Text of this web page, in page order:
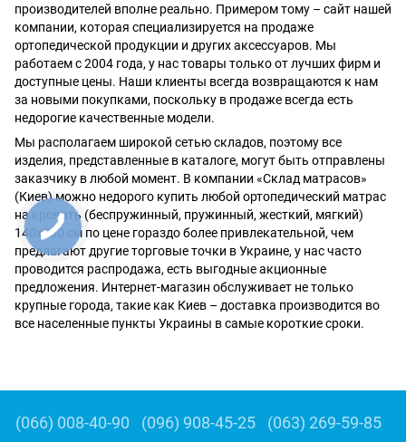
производителей вполне реально. Примером тому – сайт нашей
компании, которая специализируется на продаже
ортопедической продукции и других аксессуаров. Мы
работаем с 2004 года, у нас товары только от лучших фирм и
доступные цены. Наши клиенты всегда возвращаются к нам
за новыми покупками, поскольку в продаже всегда есть
недорогие качественные модели.
Мы располагаем широкой сетью складов, поэтому все
изделия, представленные в каталоге, могут быть отправлены
заказчику в любой момент. В компании «Склад матрасов»
(Киев) можно недорого купить любой ортопедический матрас
на кровать (беспружинный, пружинный, жесткий, мягкий)
140х200 см по цене гораздо более привлекательной, чем
предлагают другие торговые точки в Украине, у нас часто
проводится распродажа, есть выгодные акционные
предложения. Интернет-магазин обслуживает не только
крупные города, такие как Киев – доставка производится во
все населенные пункты Украины в самые короткие сроки.
(066) 008-40-90 (096) 908-45-25 (063) 269-59-85